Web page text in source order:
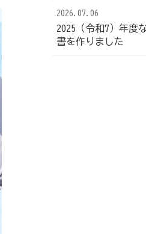
2026.07.06
2025（令和7）年度
書を作りました